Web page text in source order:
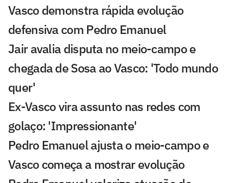
Vasco demonstra rápida evolução
defensiva com Pedro Emanuel
Jair avalia disputa no meio-campo e
chegada de Sosa ao Vasco: 'Todo mundo
quer'
Ex-Vasco vira assunto nas redes com
golaço: 'Impressionante'
Pedro Emanuel ajusta o meio-campo e
Vasco começa a mostrar evolução